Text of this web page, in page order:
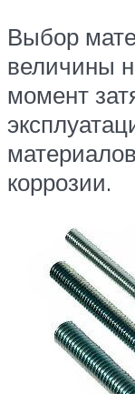
Выбор
величины
момент
коррозии.